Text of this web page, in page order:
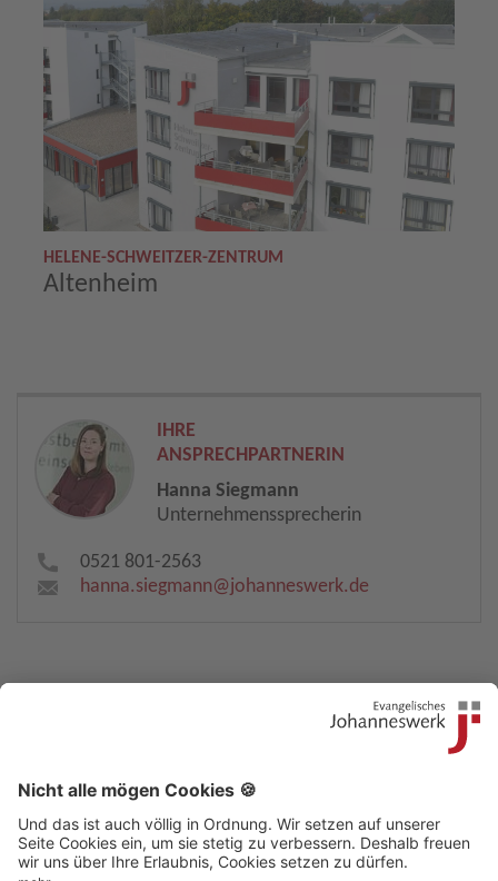
HELENE-SCHWEITZER-ZENTRUM
Altenheim
IHRE
ANSPRECHPARTNERIN
Hanna Siegmann
Unternehmenssprecherin
0521 801-2563
hanna.siegmann​@johanneswerk.de